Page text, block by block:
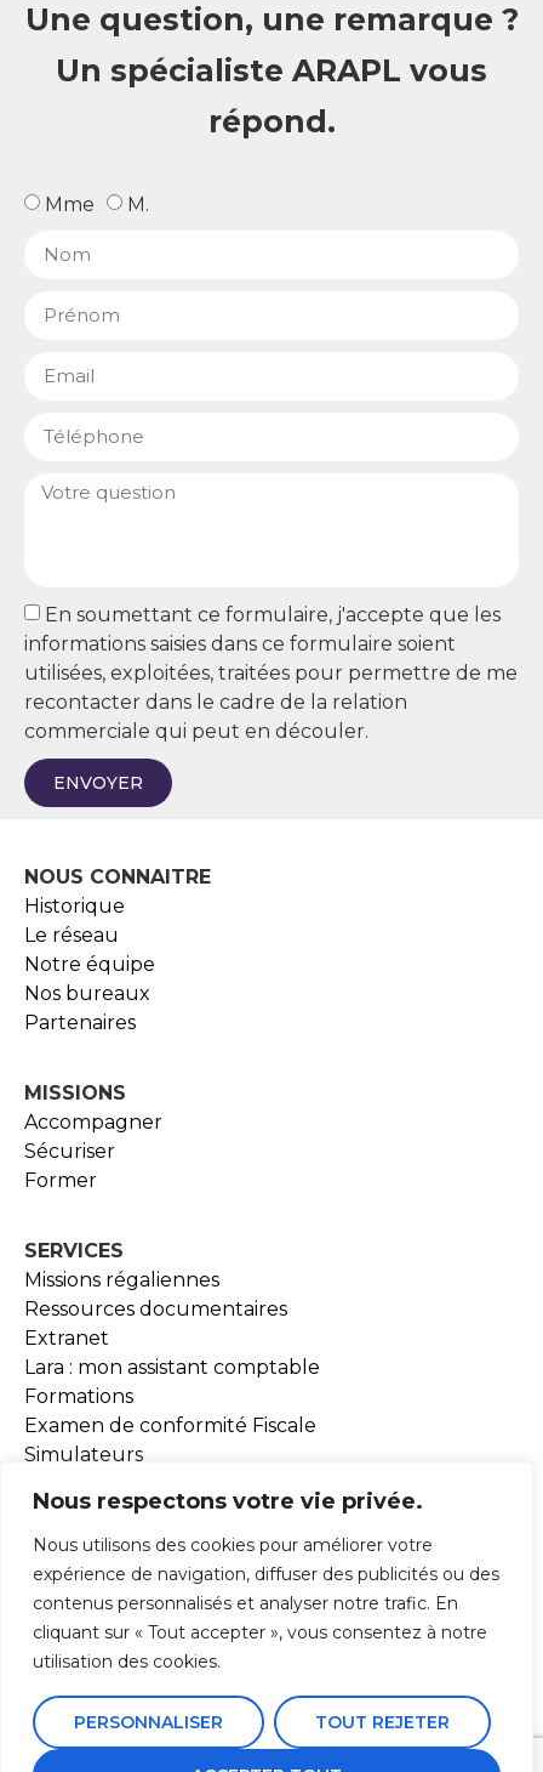
Nous respectons votre vie privée.
Nous utilisons des cookies pour améliorer votre
expérience de navigation, diffuser des publicités ou des
contenus personnalisés et analyser notre trafic. En
cliquant sur « Tout accepter », vous consentez à notre
utilisation des cookies.
PERSONNALISER TOUT REJETER
Une question, une remarque ?
Un spécialiste ARAPL vous
répond.
Mme M.
En soumettant ce formulaire, j'accepte que les
informations saisies dans ce formulaire soient
utilisées, exploitées, traitées pour permettre de me
recontacter dans le cadre de la relation
commerciale qui peut en découler.
ENVOYER
NOUS CONNAITRE
Historique
Le réseau
Notre équipe
Nos bureaux
Partenaires
MISSIONS
Accompagner
Sécuriser
Former
SERVICES
Missions régaliennes
Ressources documentaires
Extranet
Lara : mon assistant comptable
Formations
Examen de conformité Fiscale
Simulateurs
ADHESION
ACTUALITÉS
Mentions Légales